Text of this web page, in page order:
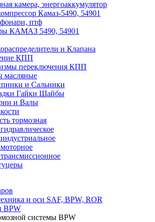
камера, энергоаккумулятор
Камаз-5490, 54901
птф
КАМАЗ 5490, 54901
и Клапана
КПП
переключения КПП
масляные
и Сальники
Гайки Шайбы
и Валы
тормозная
и оси SAF, BPW, ROR
BPW
системы BPW